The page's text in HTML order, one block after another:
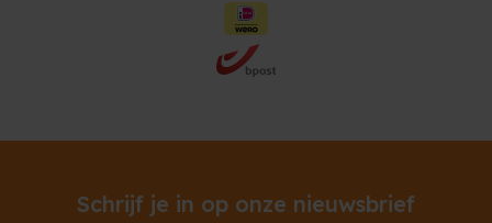
Schrijf je in op onze nieuwsbrief